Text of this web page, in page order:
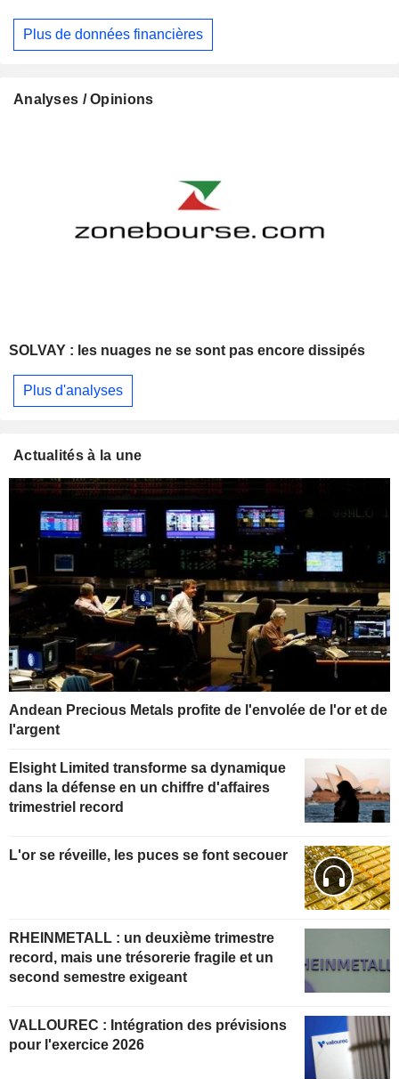
Plus de données financières
Analyses / Opinions
SOLVAY : les nuages ne se sont pas encore dissipés
Plus d'analyses
Actualités à la une
Andean Precious Metals profite de l'envolée de l'or et de
l'argent
Elsight Limited transforme sa dynamique
dans la défense en un chiffre d'affaires
trimestriel record
L'or se réveille, les puces se font secouer
RHEINMETALL : un deuxième trimestre
record, mais une trésorerie fragile et un
second semestre exigeant
VALLOUREC : Intégration des prévisions
pour l'exercice 2026